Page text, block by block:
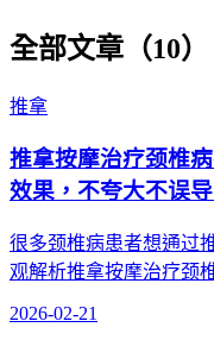
全部文章（10）
推拿
推拿按摩治疗颈椎
效果，不夸大不误
很多颈椎病患者想通过
观解析推拿按摩治疗颈
2026-02-21